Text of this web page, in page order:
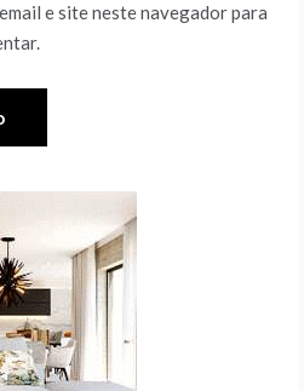
e site neste navegador para